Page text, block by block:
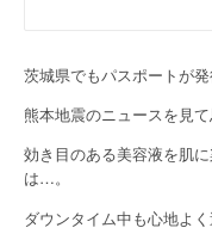
i
g
a
t
茨城県でもパスポートが
熊本地震のニュースを見
効き目のある美容液を肌
は…。
ダウンタイム中も心地よ